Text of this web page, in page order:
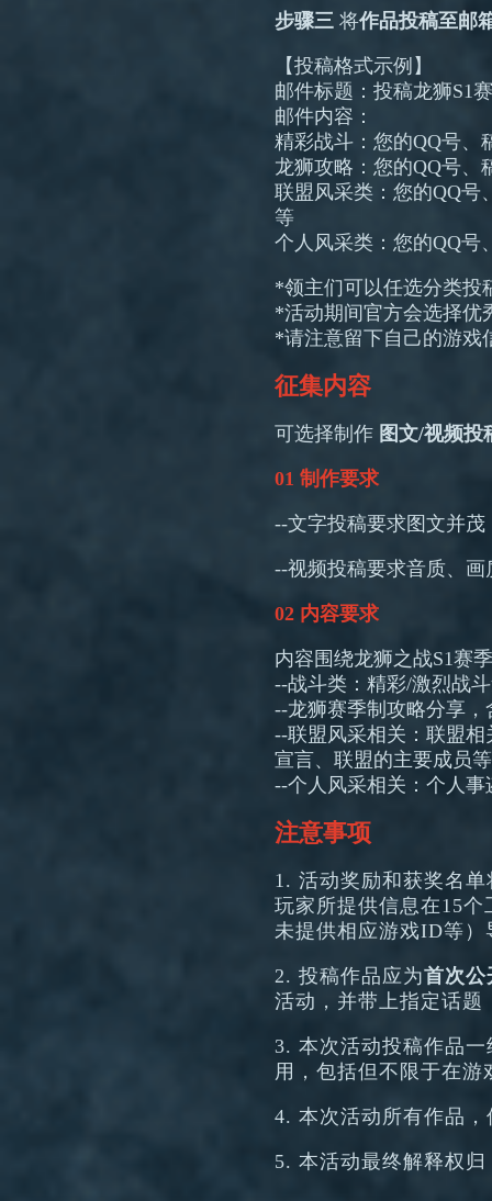
步骤三 将作品投稿至邮
【投稿格式示例】
邮件标题：投稿龙狮S1
邮件内容：
精彩战斗：您的QQ号、
龙狮攻略：您的QQ号、
联盟风采类：您的QQ号
等
个人风采类：您的QQ号
*领主们可以任选分类投
*活动期间官方会选择优
*请注意留下自己的游戏
征集内容
可选择制作 图文/视频投
01 制作要求
--文字投稿要求图文并茂
--视频投稿要求音质、画
02 内容要求
内容围绕龙狮之战S1赛
--战斗类：精彩/激烈战
--龙狮赛季制攻略分享
--联盟风采相关：联盟
宣言、联盟的主要成员等
--个人风采相关：个人事
注意事项
1. 活动奖励和获奖名
玩家所提供信息在15
未提供相应游戏ID等
2. 投稿作品应为首次公
活动，并带上指定话题
3. 本次活动投稿作品
用，包括但不限于在
4. 本次活动所有作品
5. 本活动最终解释权